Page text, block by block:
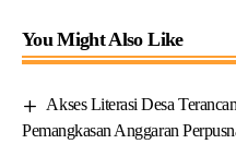
You Might Also Like
Akses Literasi Desa
Pemangkasan Anggaran